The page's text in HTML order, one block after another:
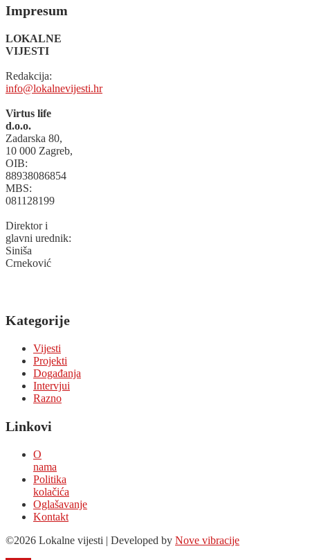
Impresum
LOKALNE
VIJESTI
Redakcija:
info@lokalnevijesti.hr
Virtus life
d.o.o.
Zadarska 80,
10 000 Zagreb,
OIB:
88938086854
MBS:
081128199
Direktor i
glavni urednik:
Siniša
Crneković
Kategorije
Vijesti
Projekti
Događanja
Intervjui
Razno
Linkovi
O
nama
Politika
kolačića
Oglašavanje
Kontakt
©2026 Lokalne vijesti | Developed by Nove vibracije